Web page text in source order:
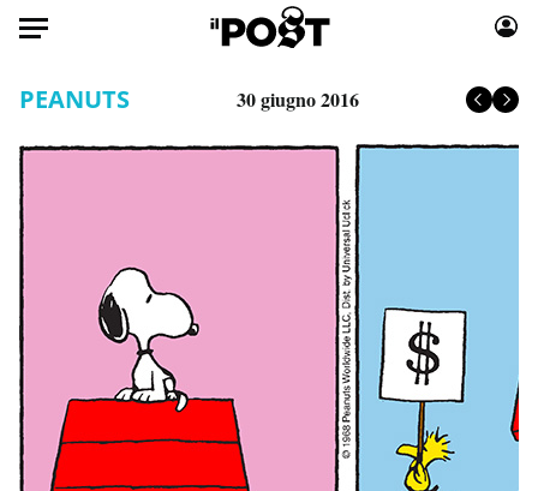
HOME
Politica
Tecnologia
Internet
Scienza
Cultura
Economia
Moda
Libri
Consumismi
Storie/Idee
Ok Boomer!
Media
Europa
Altrecose
Mondiali calcio 2026
PEANUTS 30 giugno 2016